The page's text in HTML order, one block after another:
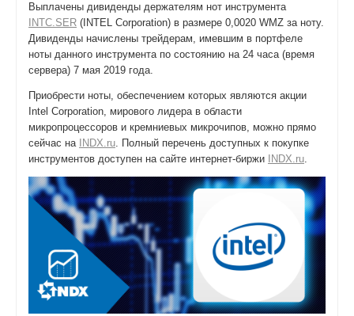
Выплачены дивиденды держателям нот инструмента
INTC.SER (INTEL Corporation) в размере 0,0020 WMZ за ноту.
Дивиденды начислены трейдерам, имевшим в портфеле
ноты данного инструмента по состоянию на 24 часа (время
сервера) 7 мая 2019 года.
Приобрести ноты, обеспечением которых являются акции
Intel Corporation, мирового лидера в области
микропроцессоров и кремниевых микрочипов, можно прямо
сейчас на INDX.ru. Полный перечень доступных к покупке
инструментов доступен на сайте интернет-биржи
INDX.ru.